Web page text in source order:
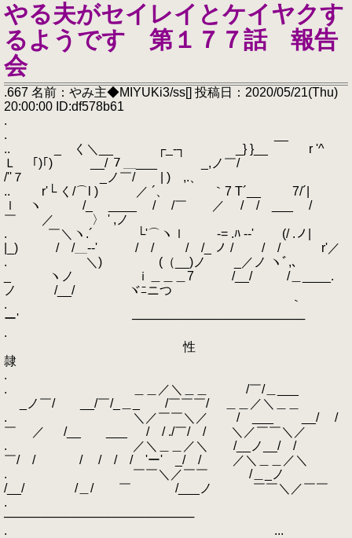
やる夫がセイレイとケイヤクす
るようです 第１７７話 報告
会
.667 名前：やみ主◆MIYUKi3/ss[] 投稿日：2020/05/21(Thu)
20:00:00 ID:df578b61
.
. __
.. _ く＼__ ┌_‐┐ _} }__ r '^
Ｌ ｢)｢) __/ ７＿___ _,ノ￣/
/''７ _ノ￣/ | ) ,.、
.. r'└ く/⌒l ) ／ ´、 ｀7 T´__ 7/´|
ｌ ヽ /_ ____ / /￣ ／ / / ___ /
￣ ／ 〉 ' ,ノ
. ￣＼ヽ.´ └'⌒ヽｌ -= .ﾊ -‐' (/ .ノ|
|_) / /＿--' ￣/ / / /_ ノ / ￣/ / r'／
. ＼) (（__)ノ _／ノ ヽﾞ,､
_ ヽノ ｉ＿＿＿7 /__/ /＿____.
ノ /__/ ヾﾆニつ
. ｀
ー' ────────────────────
.
性
隷
.
. ＿＿／＼＿＿ /￣/＿___
_ノ￣/ __/￣/_＿_ /￣￣￣/ ＿＿／＼＿＿
. ＼／￣￣＼／ / ___ __/ /
￣ ／ /__ ___ / / ./￣/ / ＼／￣￣＼／
. ／＼＿＿／＼ /__ノ__/ /
￣/ / / / / / 'ー' _/ / ／＼＿＿／＼
. ￣￣＼／￣￣ /＿_ノ
/__/ /＿/ ￣ /___ノ ￣￣＼／￣￣
.
──────────────────────
. ...